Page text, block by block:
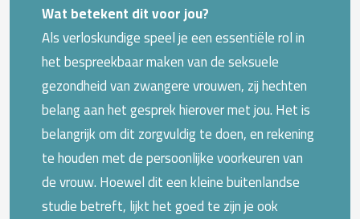
Wat betekent dit voor jou?
Als verloskundige speel je een essentiële rol in
het bespreekbaar maken van de seksuele
gezondheid van zwangere vrouwen, zij hechten
belang aan het gesprek hierover met jou. Het is
belangrijk om dit zorgvuldig te doen, en rekening
te houden met de persoonlijke voorkeuren van
de vrouw. Hoewel dit een kleine buitenlandse
studie betreft, lijkt het goed te zijn je ook